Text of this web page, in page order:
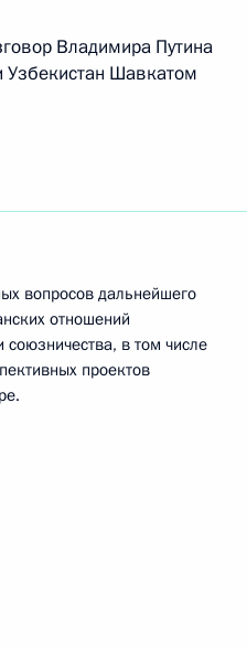
Владимира Путина
Узбекистан Шавкатом
вопросов дальнейшего
отношений
союзничества, в том числе
проектов